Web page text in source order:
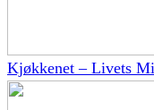
Kjøkkenet – Livets